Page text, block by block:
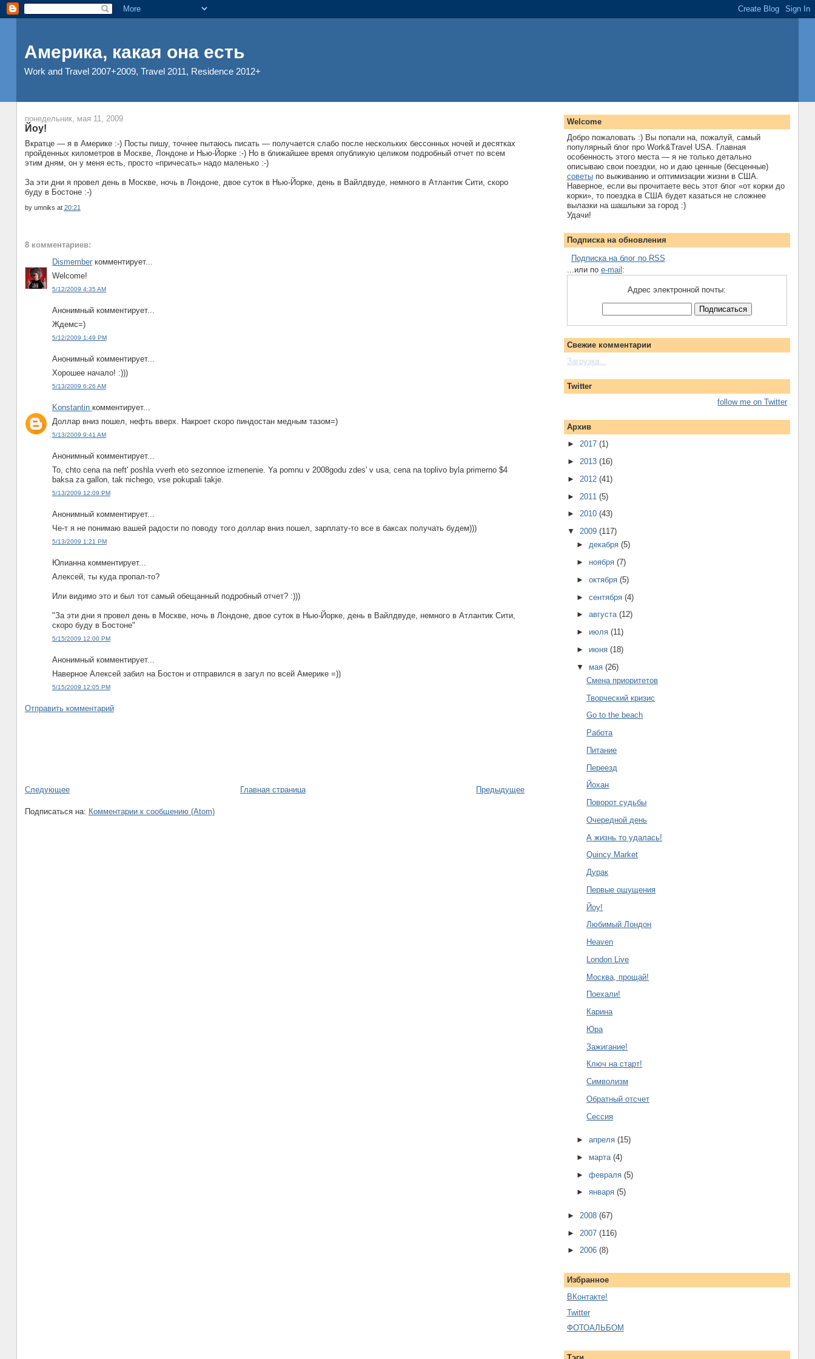
Америка, какая она есть
Work and Travel 2007+2009, Travel 2011, Residence 2012+
понедельник, мая 11, 2009
Йоу!
Вкратце — я в Америке :-) Посты пишу, точнее пытаюсь писать — получается слабо после нескольких бессонных ночей и десятках
пройденных километров в Москве, Лондоне и Нью-Йорке :-) Но в ближайшее время опубликую целиком подробный отчет по всем
этим дням, он у меня есть, просто «причесать» надо маленько :-)
За эти дни я провел день в Москве, ночь в Лондоне, двое суток в Нью-Йорке, день в Вайлдвуде, немного в Атлантик Сити, скоро
буду в Бостоне :-)
by umniks at 20:21
8 комментариев:
Dismemberкомментирует...
Welcome!
5/12/2009 4:35 AM
Анонимный комментирует...
Ждемс=)
5/12/2009 1:49 PM
Анонимный комментирует...
Хорошее начало! :)))
5/13/2009 6:26 AM
Konstantin комментирует...
Доллар вниз пошел, нефть вверх. Накроет скоро пиндостан медным тазом=)
5/13/2009 9:41 AM
Анонимный комментирует...
To, chto cena na neft' poshla vverh eto sezonnoe izmenenie. Ya pomnu v 2008godu zdes' v usa, cena na toplivo byla primerno $4
baksa za gallon, tak nichego, vse pokupali takje.
5/13/2009 12:09 PM
Анонимный комментирует...
Че-т я не понимаю вашей радости по поводу того доллар вниз пошел, зарплату-то все в баксах получать будем)))
5/13/2009 1:21 PM
Юлианна комментирует...
Алексей, ты куда пропал-то?
Или видимо это и был тот самый обещанный подробный отчет? :)))
"За эти дни я провел день в Москве, ночь в Лондоне, двое суток в Нью-Йорке, день в Вайлдвуде, немного в Атлантик Сити,
скоро буду в Бостоне"
5/15/2009 12:00 PM
Анонимный комментирует...
Наверное Алексей забил на Бостон и отправился в загул по всей Америке =))
5/15/2009 12:05 PM
Отправить комментарий
Следующее Предыдущее
Главная страница
Подписаться на: Комментарии к сообщению (Atom)
Welcome
Добро пожаловать :) Вы попали на, пожалуй, самый
популярный блог про Work&Travel USA. Главная
особенность этого места — я не только детально
описываю свои поездки, но и даю ценные (бесценные)
советыпо выживанию и оптимизации жизни в США.
Наверное, если вы прочитаете весь этот блог «от корки до
корки», то поездка в США будет казаться не сложнее
вылазки на шашлыки за город :)
Удачи!
Подписка на обновления
Подписка на блог по RSS
...или по e-mail:
Адрес электронной почты:
Свежие комментарии
Загрузка...
Twitter
follow me on Twitter
Архив
► 2017 (1)
► 2013 (16)
► 2012 (41)
► 2011 (5)
► 2010 (43)
▼ 2009 (117)
►декабря(5)
► ноября(7)
►октября(5)
►сентября(4)
►августа(12)
► июля(11)
► июня(18)
▼ мая(26)
Смена приоритетов
Творческий кризис
Go to the beach
Работа
Питание
Переезд
Йохан
Поворот судьбы
Очередной день
А жизнь то удалась!
Quincy Market
Дурак
Первые ощущения
Йоу!
Любимый Лондон
Heaven
London Live
Москва, прощай!
Поехали!
Карина
Юра
Зажигание!
Ключ на старт!
Символизм
Обратный отсчет
Сессия
►апреля(15)
► марта(4)
►февраля(5)
►января(5)
► 2008 (67)
► 2007 (116)
► 2006 (8)
Избранное
ВКонтакте!
Twitter
ФОТОАЛЬБОМ